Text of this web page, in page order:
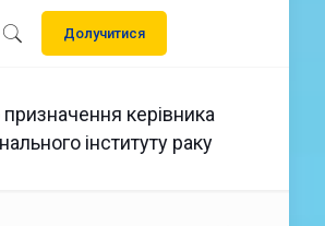
Долучитися
керівника
інституту раку